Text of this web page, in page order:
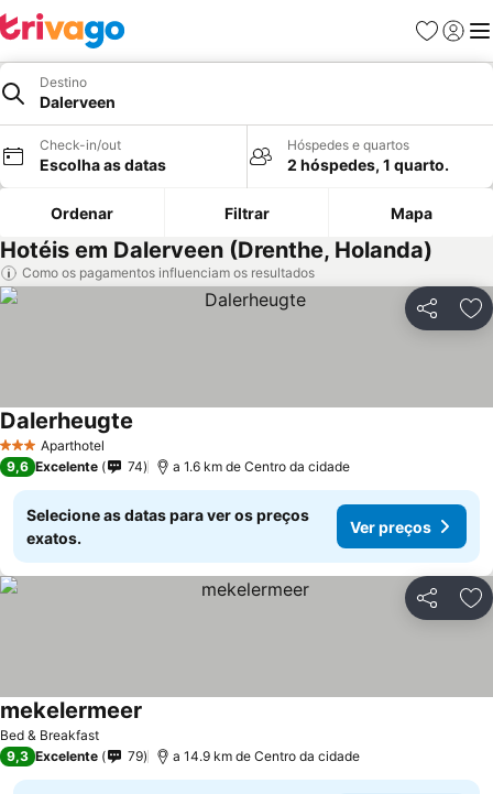
Favoritos
Iniciar
Destino
Dalerveen
Check-in/out
Escolha as datas
Hóspedes e quartos
2 hóspedes, 1 quarto.
Ordenar Filtrar Mapa
Hotéis em Dalerveen (Drenthe, Holanda)
Como os pagamentos influenciam os resultados
Partilhar
3 EstrelasAparthotel
Dalerheugte
9,6 Excelente 74 a 1.6 km de Centro da cidade
Selecione as datas para ver os preços
exatos.
Ver preços
Partilhar
Bed & Breakfast
mekelermeer
9,3 Excelente 79 a 14.9 km de Centro da cidade